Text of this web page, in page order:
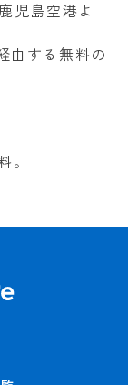
児島空港よ
由する無料の
。